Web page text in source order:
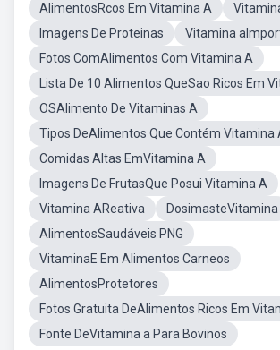
AlimentosRcos Em Vitamina A
Imagens De Proteinas
Vitamina
Fotos ComAlimentos Com Vitamina A
Lista De 10 Alimentos QueSao Ricos Em
OSAlimento De Vitaminas A
Tipos DeAlimentos Que Contém Vitamina
Comidas Altas EmVitamina A
Imagens De FrutasQue Posui Vitamina A
Vitamina AReativa
DosimasteVitamina
AlimentosSaudáveis PNG
VitaminaE Em Alimentos Carneos
AlimentosProtetores
Fotos Gratuita DeAlimentos Ricos Em
Fonte DeVitamina a Para Bovinos